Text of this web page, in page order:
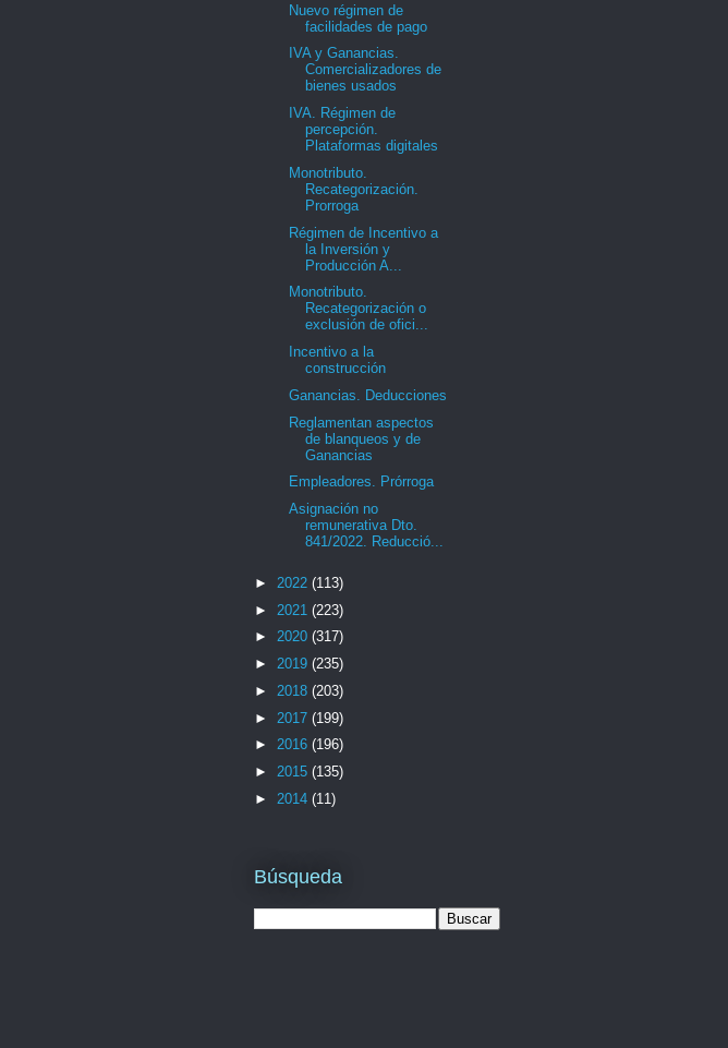
Nuevo régimen de
facilidades de pago
IVA y Ganancias.
Comercializadores de
bienes usados
IVA. Régimen de
percepción.
Plataformas digitales
Monotributo.
Recategorización.
Prorroga
Régimen de Incentivo a
la Inversión y
Producción A...
Monotributo.
Recategorización o
exclusión de ofici...
Incentivo a la
construcción
Ganancias. Deducciones
Reglamentan aspectos
de blanqueos y de
Ganancias
Empleadores. Prórroga
Asignación no
remunerativa Dto.
841/2022. Reducció...
► 2022 (113)
► 2021 (223)
► 2020 (317)
► 2019 (235)
► 2018 (203)
► 2017 (199)
► 2016 (196)
► 2015 (135)
► 2014 (11)
Búsqueda